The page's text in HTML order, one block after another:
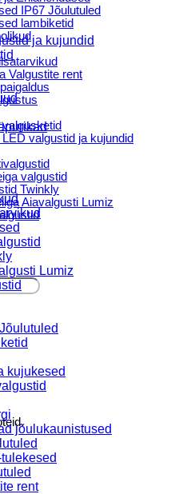
IP67 Jõulutuled
lambiketid
Valgustite rent
valgustid ja kujundid
valgustid
Twinkly
Aiavalgusti Lumiz
ja kujundid
Lumiz
kujukesed
jõulukaunistused
rent